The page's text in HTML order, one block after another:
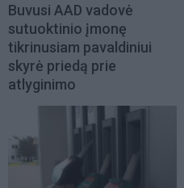
Buvusi AAD vadovė
sutuoktinio įmonę
tikrinusiam pavaldiniui
skyrė priedą prie
atlyginimo